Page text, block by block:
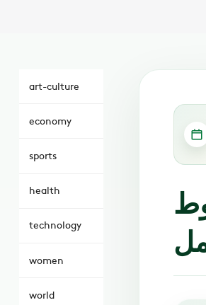
art-culture
economy
sports
health
technology
women
world